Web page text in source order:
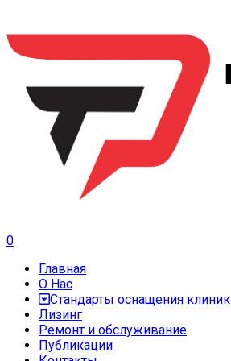
0
Главная
О Нас
Стандарты оснащения клиник
Лизинг
Ремонт и обслуживание
Публикации